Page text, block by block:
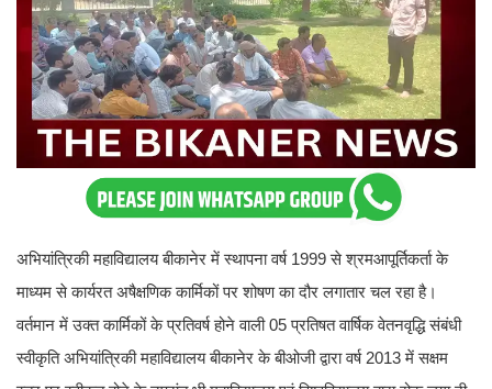
अभियांत्रिकी महाविद्यालय बीकानेर में स्थापना वर्ष 1999 से श्रमआपूर्तिकर्ता के
माध्यम से कार्यरत अषैक्षणिक कार्मिकों पर शोषण का दौर लगातार चल रहा है।
वर्तमान में उक्त कार्मिकों के प्रतिवर्ष होने वाली 05 प्रतिषत वार्षिक वेतनवृद्धि संबंधी
स्वीकृति अभियांत्रिकी महाविद्यालय बीकानेर के बीओजी द्वारा वर्ष 2013 में सक्षम